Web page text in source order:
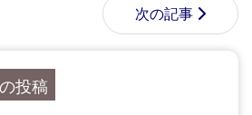
次の記事
投稿